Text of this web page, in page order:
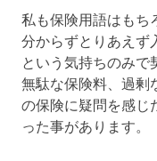
私も保険用語はもち
分からずとりあえず
という気持ちのみで
無駄な保険料、過剰
の保険に疑問を感じ
った事があります。